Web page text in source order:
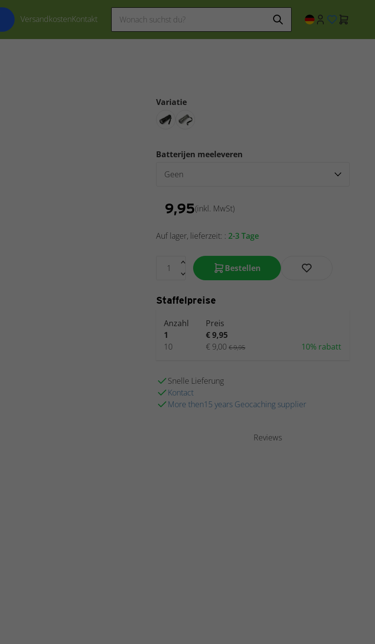
VersandkostenKontakt
Variatie
Batterijen meeleveren
9,95(inkl. MwSt)
Auf lager, lieferzeit: :2-3 Tage
Bestellen
Staffelpreise
Anzahl
Preis
1
€ 9,95
10
€ 9,00€ 9,95 10% rabatt
Snelle Lieferung
Kontact
More then15 years Geocaching supplier
Reviews